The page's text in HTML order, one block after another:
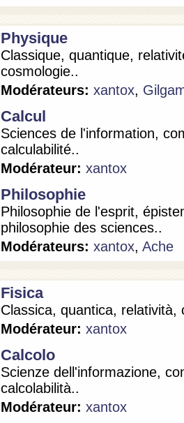
Physique
Classique, quantique,
cosmologie..
Modérateurs: xantox,
Calcul
Sciences de l'information,
calculabilité..
Modérateur: xantox
Philosophie
Philosophie de l'esprit,
philosophie des sciences..
Modérateurs: xantox, Ache
Fisica
Classica, quantica, relatività,
Modérateur: xantox
Calcolo
Scienze dell'informazione,
calcolabilità..
Modérateur: xantox